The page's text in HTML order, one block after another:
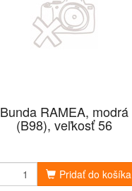
Bunda RAMEA, modrá
(B98), veľkosť 56
Pridať do košíka